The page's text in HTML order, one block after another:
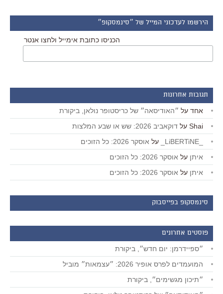
הירשמו לעדכוני המייל של ״סינמסקופ״
הכניסו כתובת אימייל ולחצו אנטר
תגובות אחרונות
אחד על ״האודיסאה״ של כריסטופר נולאן, ביקורת
Shai על דוקאביב 2026: שש או שבע המלצות
על אוסקר 2026: כל הזוכים
איתן על אוסקר 2026: כל הזוכים
איתן על אוסקר 2026: כל הזוכים
סינמסקופ בפייסבוק
פוסטים אחרונים
״ספיידרמן: יום חדש״, ביקורת
המועמדים לפרס אופיר 2026: ״עצמאות״ מוביל
״תיכון מגשימים״, ביקורת